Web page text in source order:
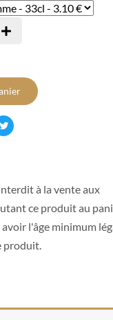
à la vente aux
ce produit au
l'âge minimum
produit.